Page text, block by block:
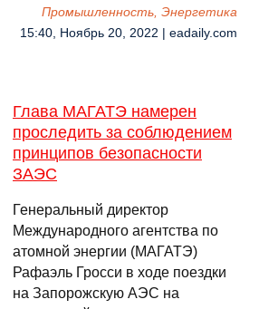
Промышленность, Энергетика
15:40, Ноябрь 20, 2022 | eadaily.com
Глава МАГАТЭ намерен
проследить за соблюдением
принципов безопасности
ЗАЭС
Генеральный директор
Международного агентства по
атомной энергии (МАГАТЭ)
Рафаэль Гросси в ходе поездки
на Запорожскую АЭС на